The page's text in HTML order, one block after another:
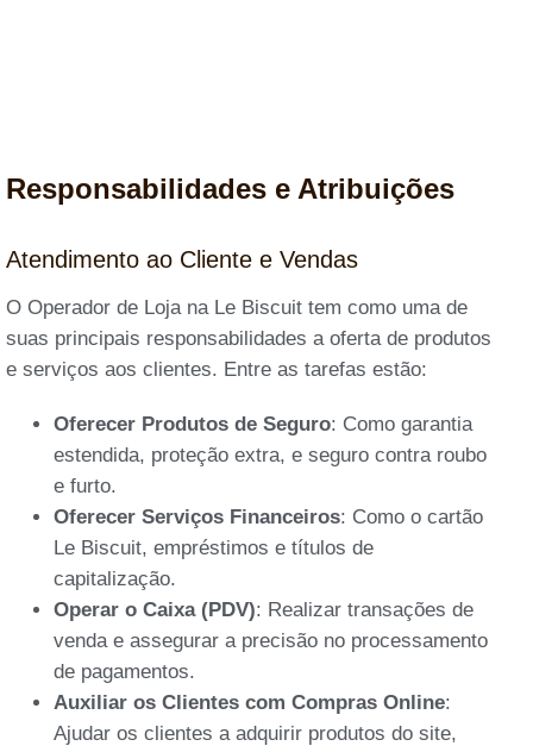
Responsabilidades e Atribuições
Atendimento ao Cliente e Vendas
O Operador de Loja na Le Biscuit tem como uma de
suas principais responsabilidades a oferta de produtos
e serviços aos clientes. Entre as tarefas estão:
Oferecer Produtos de Seguro: Como garantia
estendida, proteção extra, e seguro contra roubo
e furto.
Oferecer Serviços Financeiros: Como o cartão
Le Biscuit, empréstimos e títulos de
capitalização.
Operar o Caixa (PDV): Realizar transações de
venda e assegurar a precisão no processamento
de pagamentos.
Auxiliar os Clientes com Compras Online:
Ajudar os clientes a adquirir produtos do site,